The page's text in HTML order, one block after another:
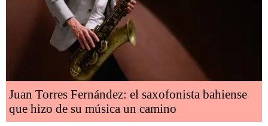
Juan Torres Fernández: el saxofonista bahiense
que hizo de su música un camino